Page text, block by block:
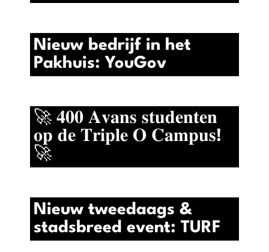
Nieuw bedrijf in het
Pakhuis: YouGov
🚀 𝟒𝟎𝟎 𝐀𝐯𝐚𝐧𝐬 𝐬𝐭𝐮𝐝𝐞𝐧𝐭𝐞𝐧
𝐨𝐩 𝐝𝐞 𝐓𝐫𝐢𝐩𝐥𝐞 𝐎 𝐂𝐚𝐦𝐩𝐮𝐬!
🚀
Nieuw tweedaags &
stadsbreed event: TURF